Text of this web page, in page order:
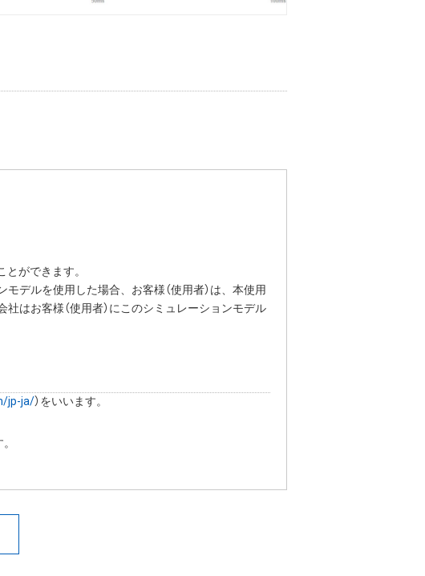
ができます。
デルを使用した場合、お客様（使用者）は、本使用
はお客様（使用者）にこのシミュレーションモデル
jp-ja/）をいいます。